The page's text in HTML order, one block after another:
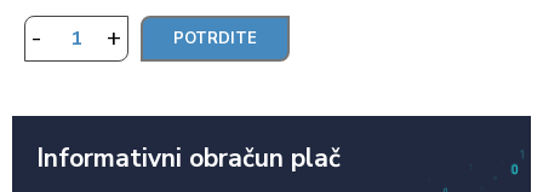
- +
Informativni obračun plač